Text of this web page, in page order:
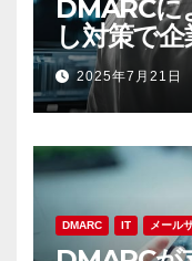
DMARCに
し対策で
ティを守る
2025年7月21日
DMARC IT メール